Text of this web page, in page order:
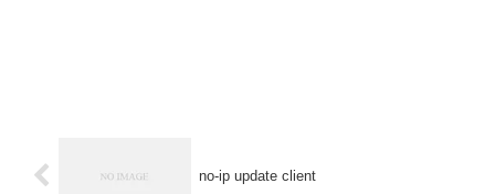
no-ip update client